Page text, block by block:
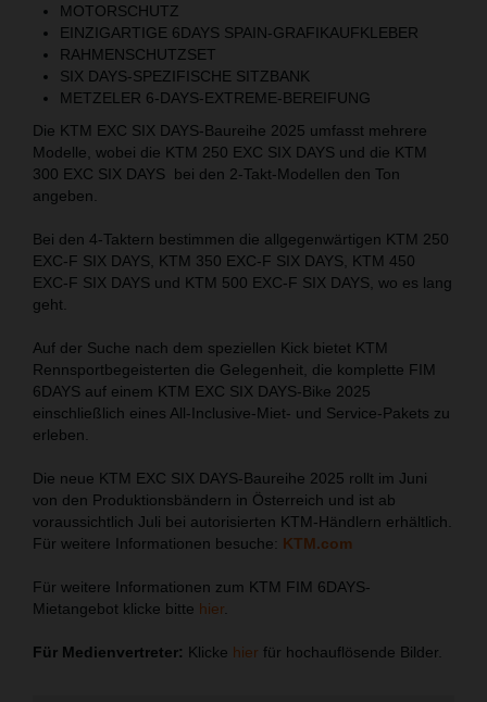
MOTORSCHUTZ
EINZIGARTIGE 6DAYS SPAIN-GRAFIKAUFKLEBER
RAHMENSCHUTZSET
SIX DAYS-SPEZIFISCHE SITZBANK
METZELER 6-DAYS-EXTREME-BEREIFUNG
Die KTM EXC SIX DAYS-Baureihe 2025 umfasst mehrere
Modelle, wobei die KTM 250 EXC SIX DAYS und die KTM
300 EXC SIX DAYS bei den 2-Takt-Modellen den Ton
angeben.
Bei den 4-Taktern bestimmen die allgegenwärtigen KTM 250
EXC-F SIX DAYS, KTM 350 EXC-F SIX DAYS, KTM 450
EXC-F SIX DAYS und KTM 500 EXC-F SIX DAYS, wo es lang
geht.
Auf der Suche nach dem speziellen Kick bietet KTM
Rennsportbegeisterten die Gelegenheit, die komplette FIM
6DAYS auf einem KTM EXC SIX DAYS-Bike 2025
einschließlich eines All-Inclusive-Miet- und Service-Pakets zu
erleben.
Die neue KTM EXC SIX DAYS-Baureihe 2025 rollt im Juni
von den Produktionsbändern in Österreich und ist ab
voraussichtlich Juli bei autorisierten KTM-Händlern erhältlich.
Für weitere Informationen besuche: KTM.com
Für weitere Informationen zum KTM FIM 6DAYS-
Mietangebot klicke bitte hier
Für Medienvertreter: Klicke hier für hochauflösende Bilder.